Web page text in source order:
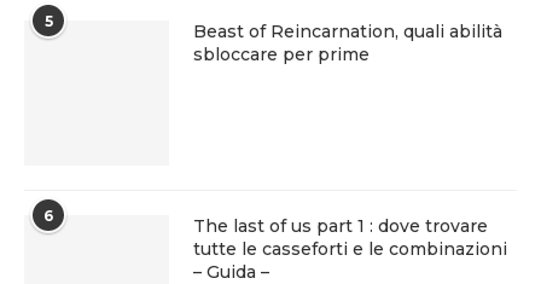
5
Beast of Reincarnation, quali abilità
sbloccare per prime
6
The last of us part 1 : dove trovare
tutte le casseforti e le combinazioni
– Guida –